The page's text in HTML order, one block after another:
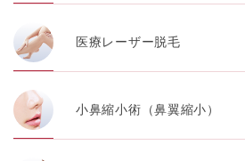
医療レーザー脱毛
小鼻縮小術（鼻翼縮小）